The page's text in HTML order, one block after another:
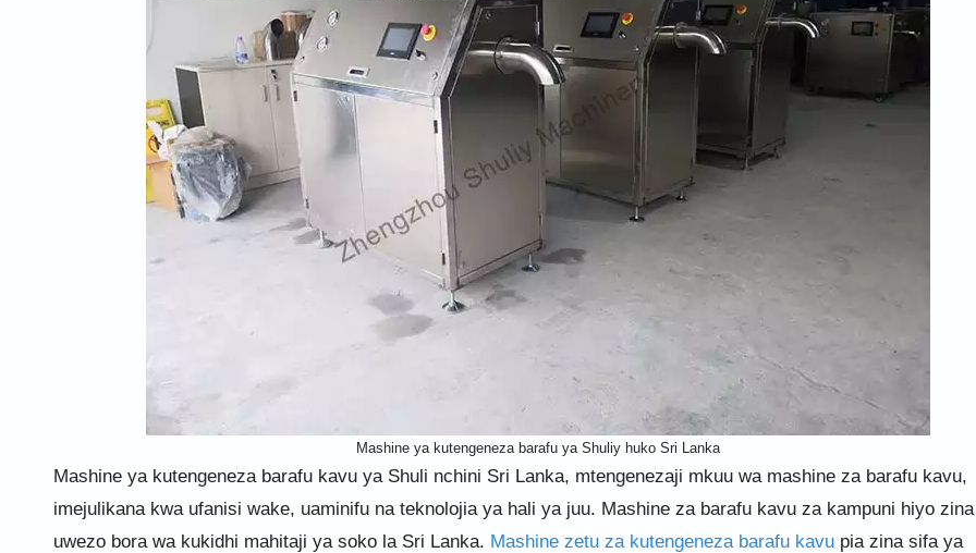
Mashine ya kutengeneza barafu ya Shuliy huko Sri Lanka
Mashine ya kutengeneza barafu kavu ya Shuli nchini Sri Lanka, mtengenezaji mkuu wa mashine za barafu kavu,
imejulikana kwa ufanisi wake, uaminifu na teknolojia ya hali ya juu. Mashine za barafu kavu za kampuni hiyo zina
uwezo bora wa kukidhi mahitaji ya soko la Sri Lanka. Mashine zetu za kutengeneza barafu kavupia zina sifa ya